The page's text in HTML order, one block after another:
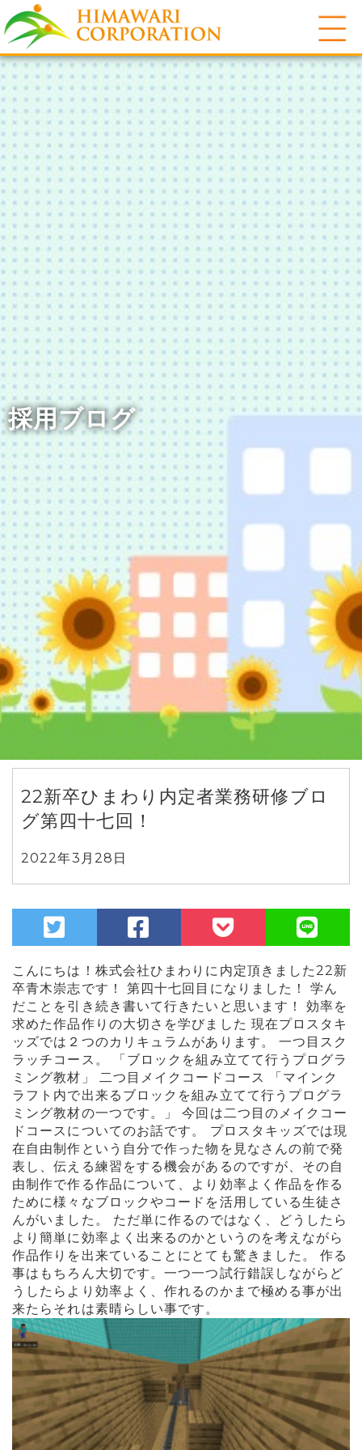
採用ブログ
22新卒ひまわり内定者業務研修ブロ
グ第四十七回！
2022年3月28日
こんにちは！株式会社ひまわりに内定頂きました22新
卒青木崇志です！ 第四十七回目になりました！ 学ん
だことを引き続き書いて行きたいと思います！ 効率を
求めた作品作りの大切さを学びました 現在プロスタキ
ッズでは２つのカリキュラムがあります。 一つ目スク
ラッチコース。 「ブロックを組み立てて行うプログラ
ミング教材」 二つ目メイクコードコース 「マインク
ラフト内で出来るブロックを組み立てて行うプログラ
ミング教材の一つです。」 今回は二つ目のメイクコー
ドコースについてのお話です。 プロスタキッズでは現
在自由制作という自分で作った物を見なさんの前で発
表し、伝える練習をする機会があるのですが、その自
由制作で作る作品について、より効率よく作品を作る
ために様々なブロックやコードを活用している生徒さ
んがいました。 ただ単に作るのではなく、どうしたら
より簡単に効率よく出来るのかというのを考えながら
作品作りを出来ていることにとても驚きました。 作る
事はもちろん大切です。一つ一つ試行錯誤しながらど
うしたらより効率よく、作れるのかまで極める事が出
来たらそれは素晴らしい事です。